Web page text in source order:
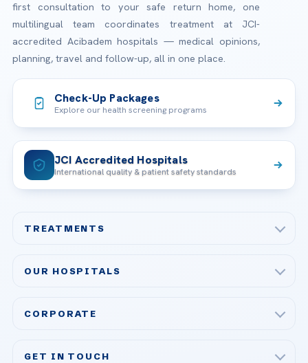
first consultation to your safe return home, one
multilingual team coordinates treatment at JCI-
accredited Acibadem hospitals — medical opinions,
planning, travel and follow-up, all in one place.
Check-Up Packages
Explore our health screening programs
JCI Accredited Hospitals
International quality & patient safety standards
TREATMENTS
Bariatric & Metabolic Surgery
OUR HOSPITALS
Acibadem Ataşehir Hospital
CORPORATE
GET IN TOUCH